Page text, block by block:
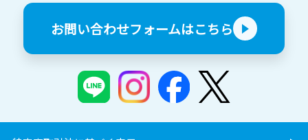
お問い合わせフォームはこちら